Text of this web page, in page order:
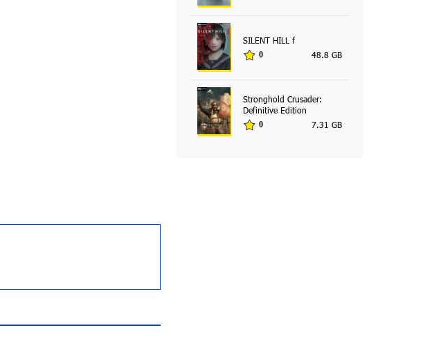
SILENT HILL f
0 48.8 GB
Stronghold Crusader:
Definitive Edition
0 7.31 GB